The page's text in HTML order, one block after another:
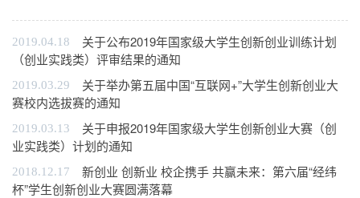
2019.04.18
关于公布2019年国家级大学生创新创业训练计划
（创业实践类）评审结果的通知
2019.03.29
关于举办第五届中国“互联网+”大学生创新创业大
赛校内选拔赛的通知
2019.03.13
关于申报2019年国家级大学生创新创业大赛（创
业实践类）计划的通知
2018.12.17
新创业 创新业 校企携手 共赢未来：第六届“经纬
杯”学生创新创业大赛圆满落幕